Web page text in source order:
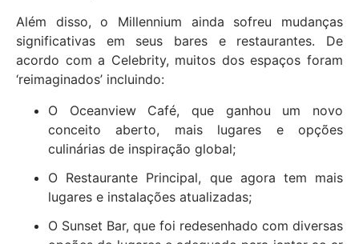
Além disso, o Millennium ainda sofreu mudanças
significativas em seus bares e restaurantes. De
acordo com a Celebrity, muitos dos espaços foram
‘reimaginados’ incluindo:
O Oceanview Café, que ganhou um novo
conceito aberto, mais lugares e opções
culinárias de inspiração global;
O Restaurante Principal, que agora tem mais
lugares e instalações atualizadas;
O Sunset Bar, que foi redesenhado com diversas